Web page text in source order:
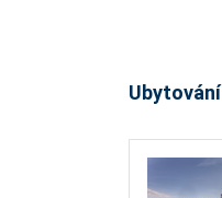
Ubytování